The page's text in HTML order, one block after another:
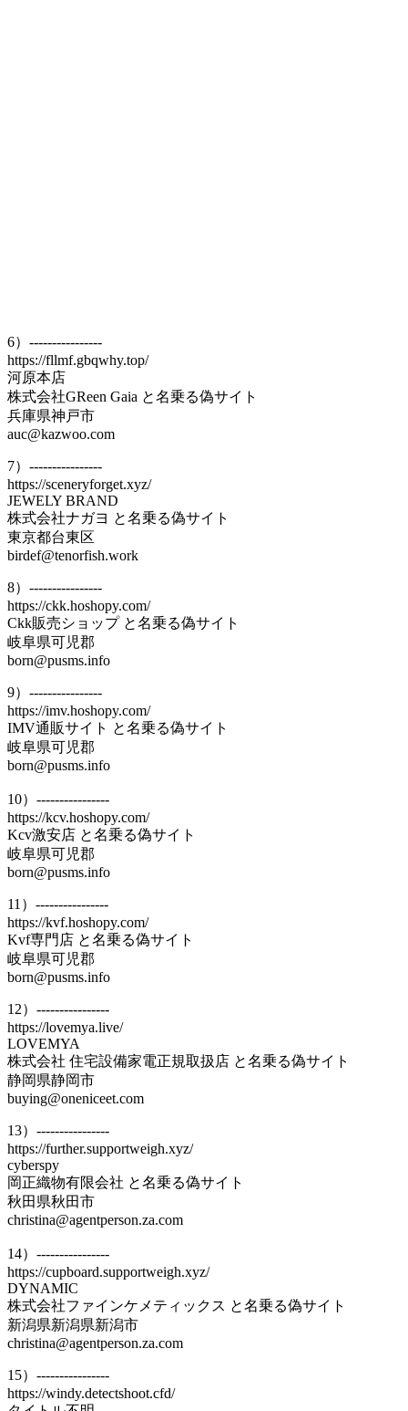
6）----------------
https://fllmf.gbqwhy.top/
河原本店
株式会社GReen Gaia と名乗る偽サイト
兵庫県神戸市
auc@kazwoo.com
7）----------------
https://sceneryforget.xyz/
JEWELY BRAND
株式会社ナガヨ と名乗る偽サイト
東京都台東区
birdef@tenorfish.work
8）----------------
https://ckk.hoshopy.com/
Ckk販売ショップ と名乗る偽サイト
岐阜県可児郡
born@pusms.info
9）----------------
https://imv.hoshopy.com/
IMV通販サイト と名乗る偽サイト
岐阜県可児郡
born@pusms.info
10）----------------
https://kcv.hoshopy.com/
Kcv激安店 と名乗る偽サイト
岐阜県可児郡
born@pusms.info
11）----------------
https://kvf.hoshopy.com/
Kvf専門店 と名乗る偽サイト
岐阜県可児郡
born@pusms.info
12）----------------
https://lovemya.live/
LOVEMYA
株式会社 住宅設備家電正規取扱店 と名乗る偽サイト
静岡県静岡市
buying@oneniceet.com
13）----------------
https://further.supportweigh.xyz/
cyberspy
岡正織物有限会社 と名乗る偽サイト
秋田県秋田市
christina@agentperson.za.com
14）----------------
https://cupboard.supportweigh.xyz/
DYNAMIC
株式会社ファインケメティックス と名乗る偽サイト
新潟県新潟県新潟市
christina@agentperson.za.com
15）----------------
https://windy.detectshoot.cfd/